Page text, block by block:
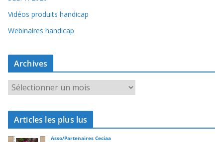
Vidéos produits handicap
Webinaires handicap
Archives
r
c
i
Articles les plus lus